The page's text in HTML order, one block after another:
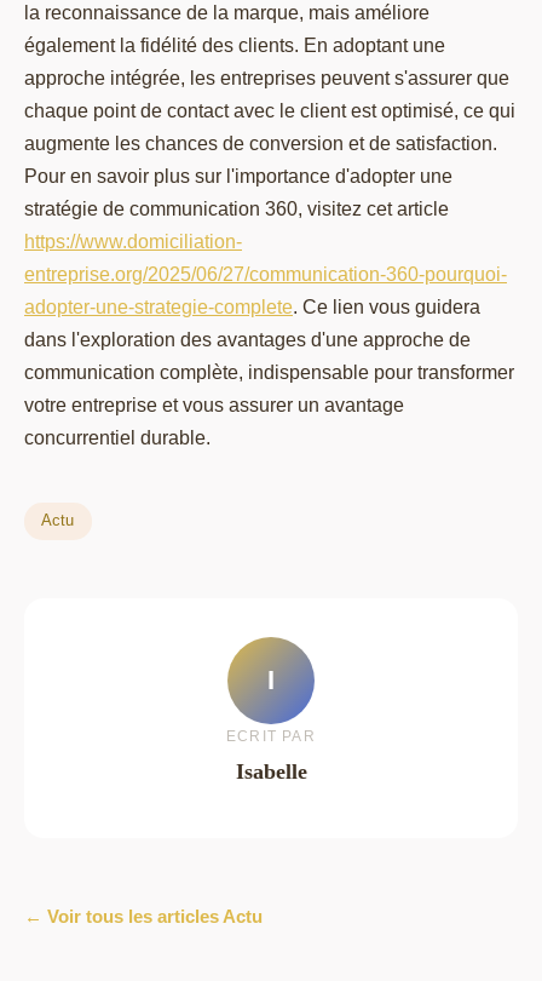
la reconnaissance de la marque, mais améliore
également la fidélité des clients. En adoptant une
approche intégrée, les entreprises peuvent s'assurer que
chaque point de contact avec le client est optimisé, ce qui
augmente les chances de conversion et de satisfaction.
Pour en savoir plus sur l'importance d'adopter une
stratégie de communication 360, visitez cet article
https://www.domiciliation-
entreprise.org/2025/06/27/communication-360-pourquoi-
adopter-une-strategie-complete. Ce lien vous guidera
dans l'exploration des avantages d'une approche de
communication complète, indispensable pour transformer
votre entreprise et vous assurer un avantage
concurrentiel durable.
Actu
I
ECRIT PAR
Isabelle
← Voir tous les articles Actu